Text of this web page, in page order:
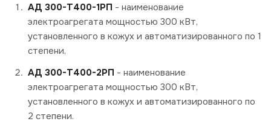
АД 300-Т400-1РП - наименование
электроагрегата мощностью 300 кВт,
установленного в кожух и автоматизированного по 1
степени,
АД 300-Т400-2РП - наименование
электроагрегата мощностью 300 кВт,
установленного в кожух и автоматизированного по
2 степени.